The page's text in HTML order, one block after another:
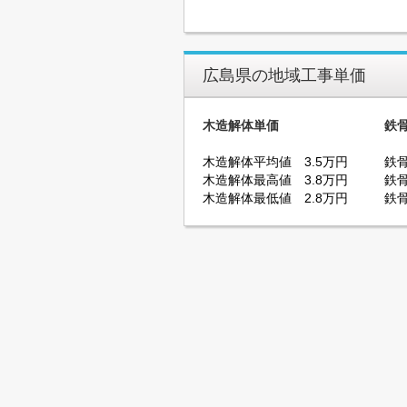
広島県の地域工事単価
木造解体単価
木造解体平均値 3.5万円
木造解体最高値 3.8万円
木造解体最低値 2.8万円
鉄
鉄
鉄
鉄